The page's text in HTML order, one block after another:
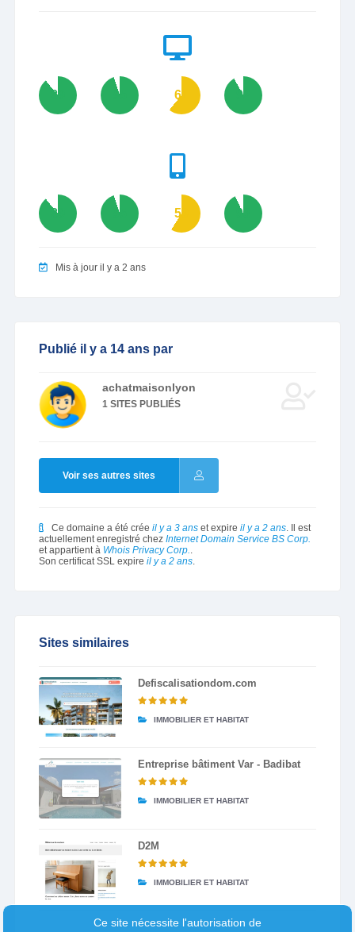
89 95 61 92
89 95 59 93
Mis à jour il y a 2 ans
Publié il y a 14 ans par
achatmaisonlyon
1 SITES PUBLIÉS
Voir ses autres sites
Ce domaine a été crée il y a 3 anset expire il y a 2 ans. Il est
actuellement enregistré chez Internet Domain Service BS Corp.
et appartient à Whois Privacy Corp..
Son certificat SSL expire il y a 2 ans.
Sites similaires
Defiscalisationdom.com
IMMOBILIER ET HABITAT
Entreprise bâtiment Var - Badibat
IMMOBILIER ET HABITAT
D2M
IMMOBILIER ET HABITAT
Ce site nécessite l'autorisation de